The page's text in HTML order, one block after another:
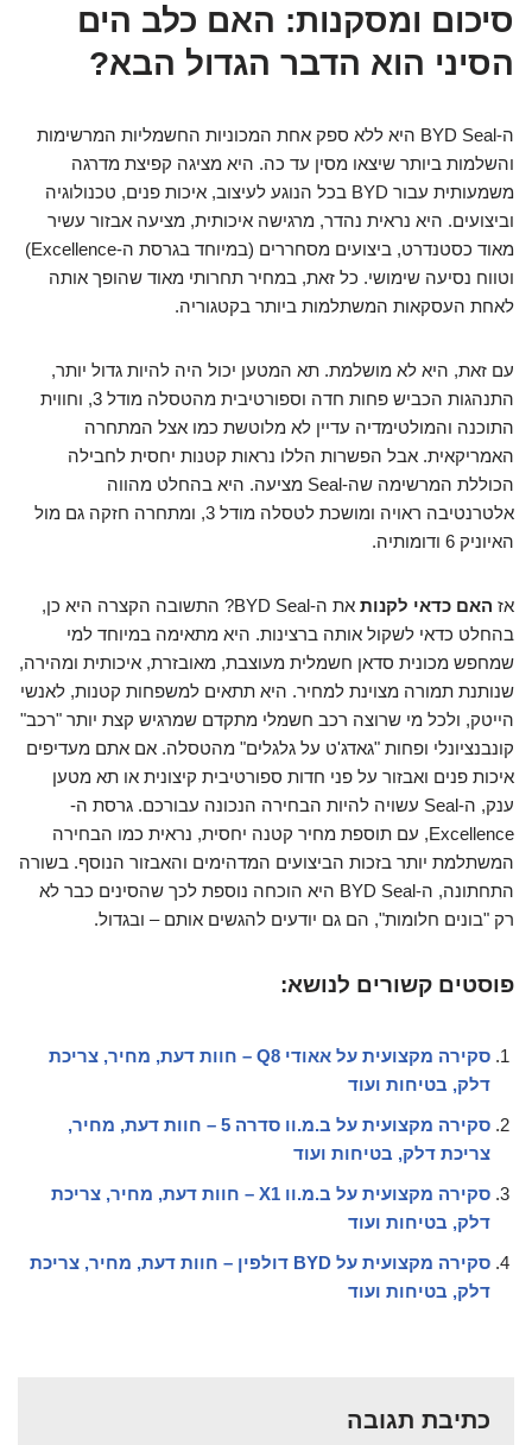
סיכום ומסקנות: האם כלב הים
הסיני הוא הדבר הגדול הבא?
ה-BYD Seal היא ללא ספק אחת המכוניות החשמליות המרשימות
והשלמות ביותר שיצאו מסין עד כה. היא מציגה קפיצת מדרגה
משמעותית עבור BYD בכל הנוגע לעיצוב, איכות פנים, טכנולוגיה
וביצועים. היא נראית נהדר, מרגישה איכותית, מציעה אבזור עשיר
מאוד כסטנדרט, ביצועים מסחררים (במיוחד בגרסת ה-Excellence)
וטווח נסיעה שימושי. כל זאת, במחיר תחרותי מאוד שהופך אותה
לאחת העסקאות המשתלמות ביותר בקטגוריה.
עם זאת, היא לא מושלמת. תא המטען יכול היה להיות גדול יותר,
התנהגות הכביש פחות חדה וספורטיבית מהטסלה מודל 3, וחווית
התוכנה והמולטימדיה עדיין לא מלוטשת כמו אצל המתחרה
האמריקאית. אבל הפשרות הללו נראות קטנות יחסית לחבילה
הכוללת המרשימה שה-Seal מציעה. היא בהחלט מהווה
אלטרנטיבה ראויה ומושכת לטסלה מודל 3, ומתחרה חזקה גם מול
האיוניק 6 ודומותיה.
אז האם כדאי לקנות
את ה-BYD Seal? התשובה הקצרה היא כן,
בהחלט כדאי לשקול אותה ברצינות. היא מתאימה במיוחד למי
שמחפש מכונית סדאן חשמלית מעוצבת, מאובזרת, איכותית ומהירה,
שנותנת תמורה מצוינת למחיר. היא תתאים למשפחות קטנות, לאנשי
הייטק, ולכל מי שרוצה רכב חשמלי מתקדם שמרגיש קצת יותר "רכב"
קונבנציונלי ופחות "גאדג'ט על גלגלים" מהטסלה. אם אתם מעדיפים
איכות פנים ואבזור על פני חדות ספורטיבית קיצונית או תא מטען
ענק, ה-Seal עשויה להיות הבחירה הנכונה עבורכם. גרסת ה-
Excellence, עם תוספת מחיר קטנה יחסית, נראית כמו הבחירה
המשתלמת יותר בזכות הביצועים המדהימים והאבזור הנוסף. בשורה
התחתונה, ה-BYD Seal היא הוכחה נוספת לכך שהסינים כבר לא
רק "בונים חלומות", הם גם יודעים להגשים אותם – ובגדול.
פוסטים קשורים לנושא:
סקירה מקצועית על אאודי Q8 – חוות דעת, מחיר, צריכת
דלק, בטיחות ועוד
סקירה מקצועית על ב.מ.וו סדרה 5 – חוות דעת, מחיר,
צריכת דלק, בטיחות ועוד
סקירה מקצועית על ב.מ.וו X1 – חוות דעת, מחיר, צריכת
דלק, בטיחות ועוד
סקירה מקצועית על BYD דולפין – חוות דעת, מחיר, צריכת
דלק, בטיחות ועוד
כתיבת תגובה